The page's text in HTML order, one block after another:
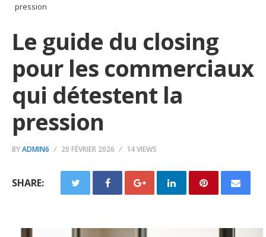
pression
Le guide du closing
pour les commerciaux
qui détestent la
pression
BYADMIN6 20 FÉVRIER 2026 14 VIEWS
SHARE: